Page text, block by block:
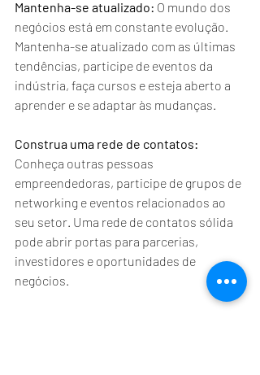
Mantenha-se atualizado: O mundo dos
negócios está em constante evolução.
Mantenha-se atualizado com as últimas
tendências, participe de eventos da
indústria, faça cursos e esteja aberto a
aprender e se adaptar às mudanças.
Construa uma rede de contatos:
Conheça outras pessoas
empreendedoras, participe de grupos de
networking e eventos relacionados ao
seu setor. Uma rede de contatos sólida
pode abrir portas para parcerias,
investidores e oportunidades de
negócios.